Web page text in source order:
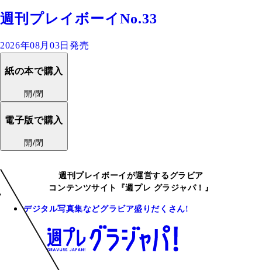
週刊プレイボーイNo.33
2026年08月03日発売
紙の本で購入
開/閉
電子版で購入
開/閉
週刊プレイボーイが運営するグラビア
コンテンツサイト『週プレ グラジャパ！』
デジタル写真集などグラビア盛りだくさん!